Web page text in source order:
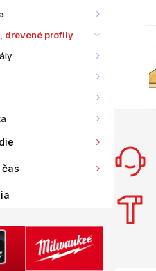
drevené profily